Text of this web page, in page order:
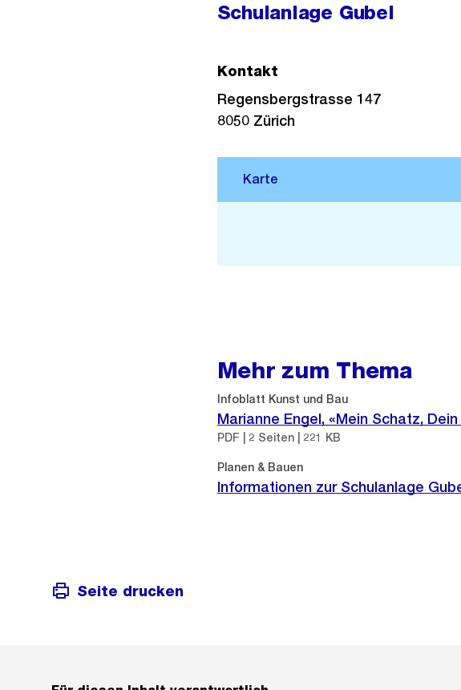
Schulanlage Gubel
Kontakt
Regensbergstrasse 147
8050 Zürich
Mehr zum Thema
Infoblatt Kunst und Bau
Marianne Engel, «Mein Schatz,
PDF | 2 Seiten | 221 KB
Planen & Bauen
Informationen zur Schulanlage
Seite drucken